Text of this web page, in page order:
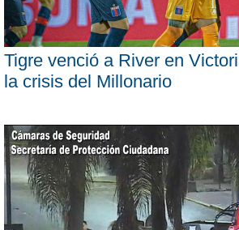
Tigre venció a River en
la crisis del Millonario